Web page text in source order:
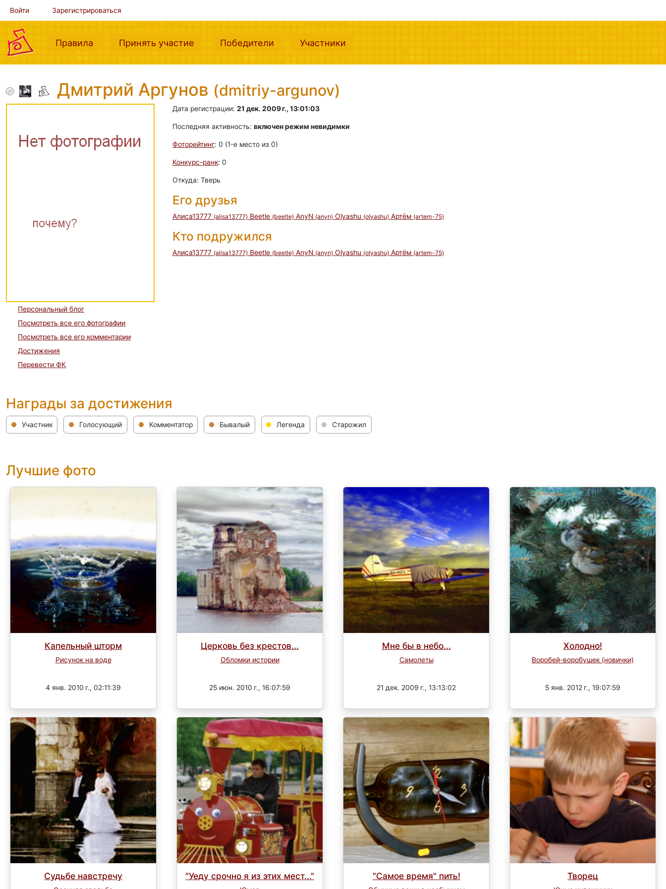
Войти Зарегистрироваться
Правила (current)Принять участие (current)Победители (current)Участники
Дмитрий Аргунов (dmitriy-argunov)
Персональный блог
Посмотреть все его фотографии
Посмотреть все его комментарии
Достижения
Перевести ФК
Дата регистрации: 21 дек. 2009 г., 13:01:03
Последняя активность: включен режим невидимки
Фоторейтинг: 0 (1-e место из 0)
Конкурс-ранк: 0
Откуда: Тверь
Его друзья
Алиса13777 (alisa13777) Beetle (beetle) AnyN (anyn) Olyashu (olyashu) Артём (artem-75)
Кто подружился
Алиса13777 (alisa13777) Beetle (beetle) AnyN (anyn) Olyashu (olyashu) Артём (artem-75)
Награды за достижения
Участник Голосующий Комментатор Бывалый Легенда Старожил
Лучшие фото
Капельный шторм
Рисунок на воде
4 янв. 2010 г., 02:11:39
Церковь без крестов...
Обломки истории
25 июн. 2010 г., 16:07:59
Мне бы в небо...
Самолеты
21 дек. 2009 г., 13:13:02
Холодно!
Воробей-воробушек (новички)
5 янв. 2012 г., 19:07:59
Судьбе навстречу "Уеду срочно я из этих мест..." "Самое время" пить! Творец